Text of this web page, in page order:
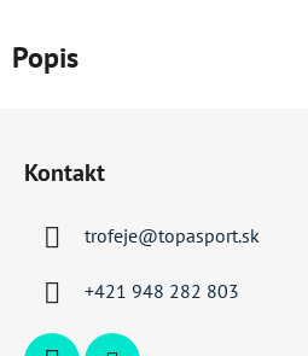
Popis
Kontakt
trofeje@topasport.sk
+421 948 282 803